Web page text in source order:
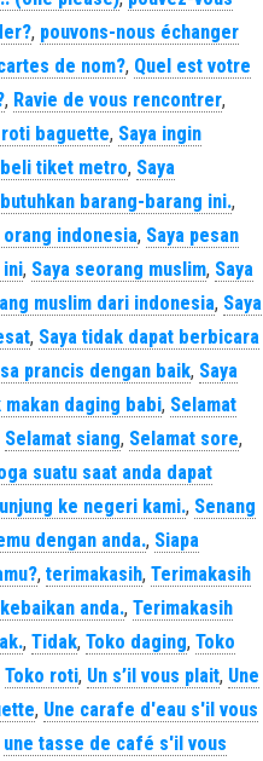
, pouvons-nous échanger
de nom?, Quel est votre
, Ravie de vous rencontrer,
roti baguette, Saya ingin
tiket metro, Saya
barang-barang ini.,
orang indonesia, Saya pesan
ini, Saya seorang muslim, Saya
muslim dari indonesia, Saya
, Saya tidak dapat berbicara
prancis dengan baik, Saya
makan daging babi, Selamat
Selamat siang, Selamat sore,
suatu saat anda dapat
ke negeri kami., Senang
dengan anda., Siapa
, terimakasih, Terimakasih
anda., Terimakasih
, Tidak, Toko daging, Toko
Toko roti, Un s’il vous plait, Une
, Une carafe d'eau s'il vous
une tasse de café s'il vous